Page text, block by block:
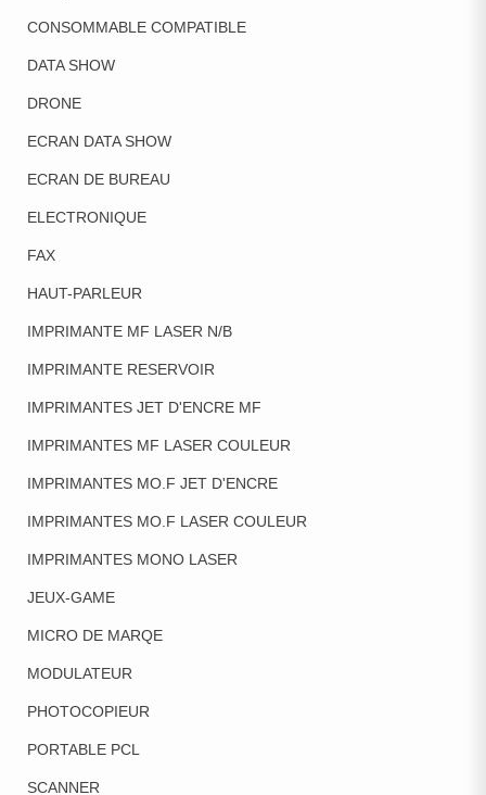
CONSOMMABLE COMPATIBLE
DATA SHOW
DRONE
ECRAN DATA SHOW
ECRAN DE BUREAU
ELECTRONIQUE
FAX
HAUT-PARLEUR
IMPRIMANTE MF LASER N/B
IMPRIMANTE RESERVOIR
IMPRIMANTES JET D'ENCRE MF
IMPRIMANTES MF LASER COULEUR
IMPRIMANTES MO.F JET D'ENCRE
IMPRIMANTES MO.F LASER COULEUR
IMPRIMANTES MONO LASER
JEUX-GAME
MICRO DE MARQE
MODULATEUR
PHOTOCOPIEUR
PORTABLE PCL
SCANNER